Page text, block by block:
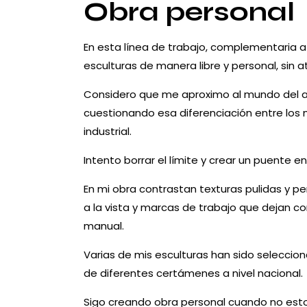
Obra personal
En esta línea de trabajo, complementaria
esculturas de manera libre y personal, sin
Considero que me aproximo al mundo del
cuestionando esa diferenciación entre los
industrial.
Intento borrar el límite y crear un puente
En mi obra contrastan texturas pulidas y
a la vista y marcas de trabajo que dejan
manual.
Varias de mis esculturas han sido
de diferentes certámenes a nivel nacional.
Sigo creando obra personal cuando no
Sigo creando obra personal cuando no